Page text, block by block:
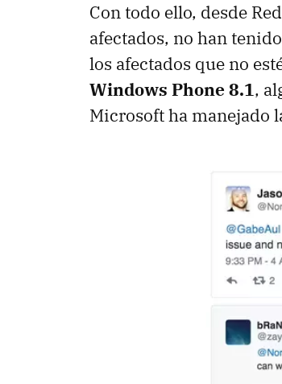
Con todo ello, desde
afectados, no han
los afectados que no
Windows Phone 8.1,
Microsoft ha manejado